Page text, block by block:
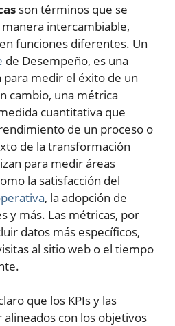
son términos que se
intercambiable,
funciones diferentes. Un
de Desempeño, es una
medir el éxito de un
cambio, una métrica
cuantitativa que
de un proceso o
de la transformación
para medir áreas
la satisfacción del
, la adopción de
y más. Las métricas, por
datos más específicos,
al sitio web o el tiempo
que los KPIs y las
con los objetivos